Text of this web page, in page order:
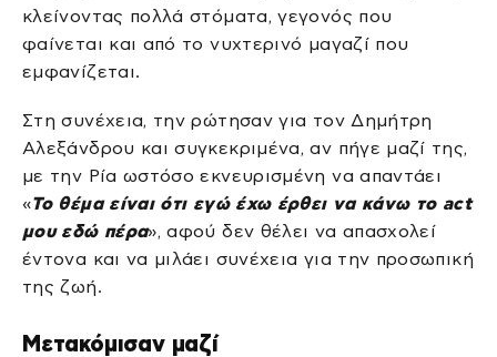
κλείνοντας πολλά στόματα, γεγονός που
φαίνεται και από το νυχτερινό μαγαζί που
εμφανίζεται.
Στη συνέχεια, την ρώτησαν για τον Δημήτρη
Αλεξάνδρου και συγκεκριμένα, αν πήγε μαζί της,
με την Ρία ωστόσο εκνευρισμένη να απαντάει
«Το θέμα είναι ότι εγώ έχω έρθει να κάνω το act
μου εδώ πέρα», αφού δεν θέλει να απασχολεί
έντονα και να μιλάει συνέχεια για την προσωπική
της ζωή.
Μετακόμισαν μαζί